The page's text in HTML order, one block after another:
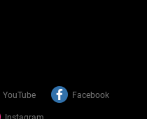
YouTube Facebook